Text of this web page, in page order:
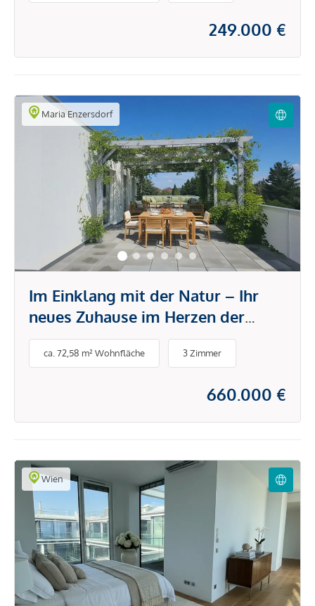
249.000 €
Maria Enzersdorf
Im Einklang mit der Natur – Ihr
neues Zuhause im Herzen der
Idylle
ca. 72,58 m² Wohnfläche 3 Zimmer
660.000 €
Wien